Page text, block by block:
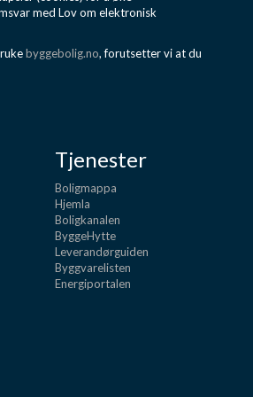
med Lov om elektronisk
byggebolig.no, forutsetter vi at du
Tjenester
Boligmappa
Hjemla
Boligkanalen
ByggeHytte
Leverandørguiden
Byggvarelisten
Energiportalen